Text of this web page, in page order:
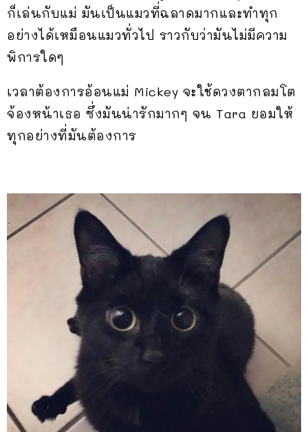
ก็เล่นกับแม่ มันเป็นแมวที่ฉลาดมากและทำทุก
อย่างได้เหมือนแมวทั่วไป ราวกับว่ามันไม่มีความ
พิการใดๆ
เวลาต้องการอ้อนแม่ Mickey จะใช้ดวงตากลมโต
จ้องหน้าเธอ ซึ่งมันน่ารักมากๆ จน Tara ยอมให้
ทุกอย่างที่มันต้องการ